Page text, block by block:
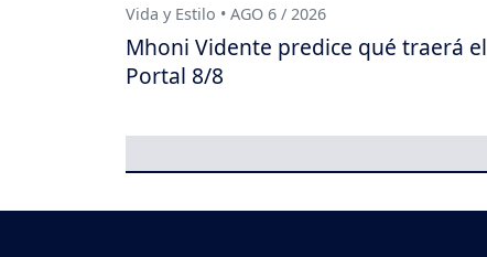
Vida y Estilo • AGO 6 / 2026
Mhoni Vidente predice qué traerá el
Portal 8/8